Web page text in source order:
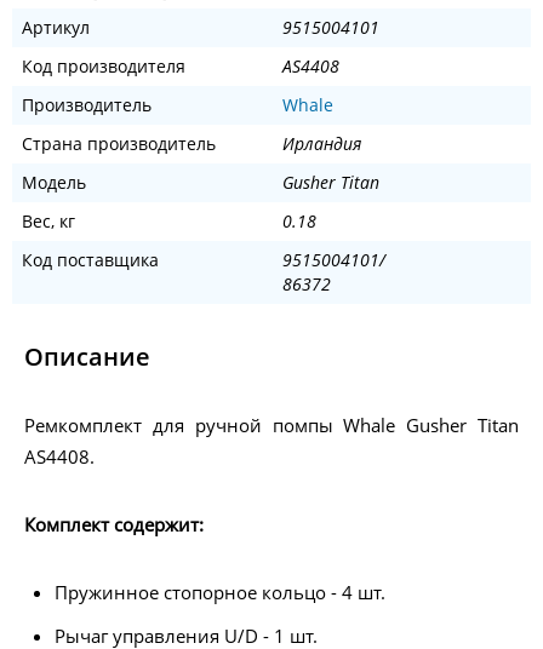
Артикул
9515004101
Код производителя
AS4408
Производитель
Whale
Страна производитель
Ирландия
Модель
Gusher Titan
Вес, кг
0.18
Код поставщика
9515004101/
86372
Описание
Ремкомплект для ручной помпы Whale Gusher Titan
AS4408.
Комплект содержит:
Пружинное стопорное кольцо - 4 шт.
Рычаг управления U/D - 1 шт.